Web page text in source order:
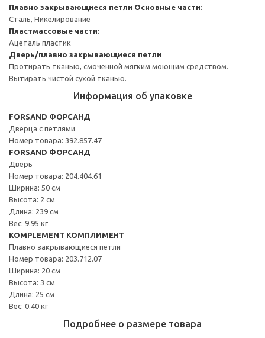
Плавно закрывающиеся петли Основные части:
Сталь, Никелирование
Пластмассовые части:
Ацеталь пластик
Дверь/плавно закрывающиеся петли
Протирать тканью, смоченной мягким моющим средством.
Вытирать чистой сухой тканью.
Информация об упаковке
FORSAND ФОРСАНД
Дверца с петлями
Номер товара: 392.857.47
FORSAND ФОРСАНД
Дверь
Номер товара: 204.404.61
Ширина: 50 см
Высота: 2 см
Длина: 239 см
Вес: 9.95 кг
KOMPLEMENT КОМПЛИМЕНТ
Плавно закрывающиеся петли
Номер товара: 203.712.07
Ширина: 20 см
Высота: 3 см
Длина: 25 см
Вес: 0.40 кг
Подробнее о размере товара